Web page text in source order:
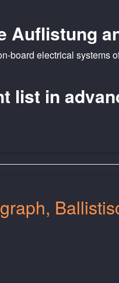
Auflistung
board electrical systems
list in